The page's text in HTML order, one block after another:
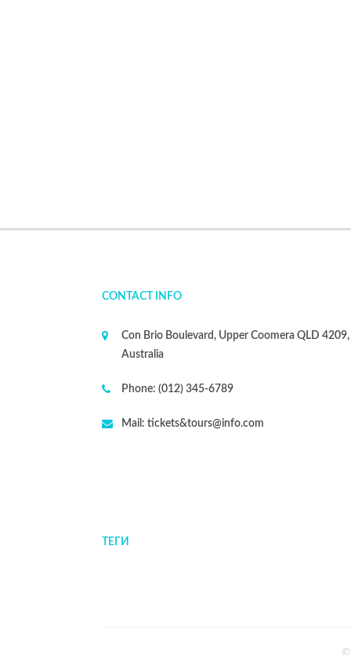
CONTACT INFO
Con Brio Boulevard, Upper Coomera QLD 4209,
Australia
Phone: (012) 345-6789
Mail: tickets&tours@info.com
ТЕГИ